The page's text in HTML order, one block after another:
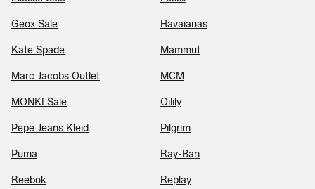
Geox Sale Havaianas
Kate Spade Mammut
Marc Jacobs Outlet MCM
MONKI Sale Oilily
Pepe Jeans Kleid Pilgrim
Puma Ray-Ban
Reebok Replay